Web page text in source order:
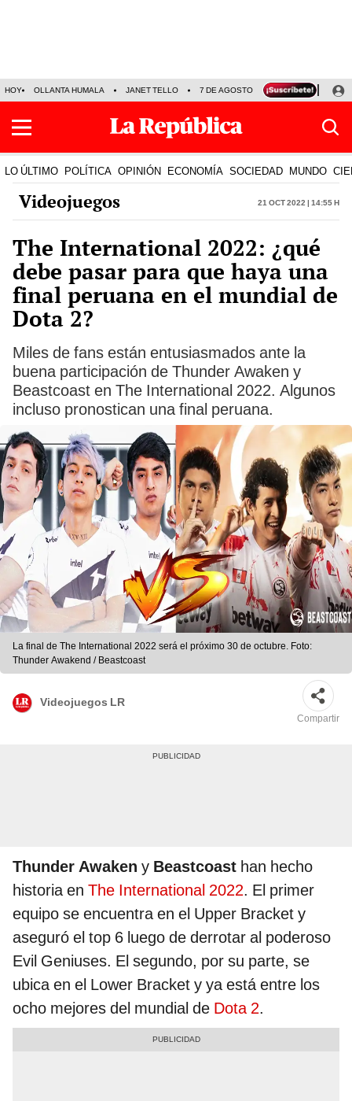
HOY OLLANTA HUMALA JANET TELLO 7 DE AGOSTO TINKA RESULTADOS
LO ÚLTIMO POLÍTICA OPINIÓN ECONOMÍA SOCIEDAD MUNDO
Videojuegos 21 Oct 2022 | 14:55 h
The International 2022: ¿qué
debe pasar para que haya una
final peruana en el mundial de
Dota 2?
Miles de fans están entusiasmados ante la
buena participación de Thunder Awaken y
Beastcoast en The International 2022. Algunos
incluso pronostican una final peruana.
La final de The International 2022 será el próximo 30 de octubre. Foto:
Thunder Awakend / Beastcoast
Videojuegos LR
Compartir
Thunder Awaken y Beastcoast han hecho
historia en The International 2022. El primer
equipo se encuentra en el Upper Bracket y
aseguró el top 6 luego de derrotar al poderoso
Evil Geniuses. El segundo, por su parte, se
ubica en el Lower Bracket y ya está entre los
ocho mejores del mundial de Dota 2.